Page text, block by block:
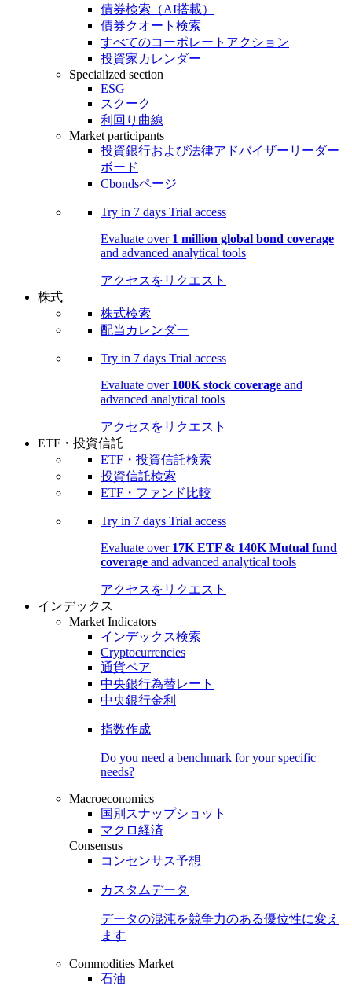
債券検索（AI搭載）
債券クオート検索
すべてのコーポレートアクション
投資家カレンダー
Specialized section
ESG
スクーク
利回り曲線
Market participants
投資銀行および法律アドバイザーリーダー
ボード
Cbondsページ
Try in 7 days Trial access
Evaluate over 1 million global bond coverage
and advanced analytical tools
アクセスをリクエスト
株式
株式検索
配当カレンダー
Try in 7 days Trial access
Evaluate over 100K stock coverage and
advanced analytical tools
アクセスをリクエスト
ETF・投資信託
ETF・投資信託検索
投資信託検索
ETF・ファンド比較
Try in 7 days Trial access
Evaluate over 17K ETF & 140K Mutual fund
coverage and advanced analytical tools
アクセスをリクエスト
インデックス
Market Indicators
インデックス検索
Cryptocurrencies
通貨ペア
中央銀行為替レート
中央銀行金利
指数作成
Do you need a benchmark for your specific
needs?
Macroeconomics
国別スナップショット
マクロ経済
Consensus
コンセンサス予想
カスタムデータ
データの混沌を競争力のある優位性に変え
ます
Commodities Market
石油